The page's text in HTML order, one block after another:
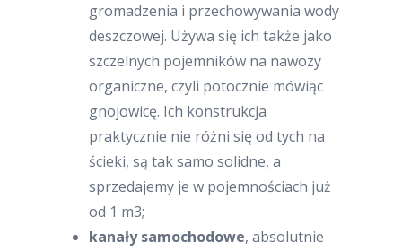
gromadzenia i przechowywania wody
deszczowej. Używa się ich także jako
szczelnych pojemników na nawozy
organiczne, czyli potocznie mówiąc
gnojowicę. Ich konstrukcja
praktycznie nie różni się od tych na
ścieki, są tak samo solidne, a
sprzedajemy je w pojemnościach już
od 1 m3;
kanały samochodowe, absolutnie